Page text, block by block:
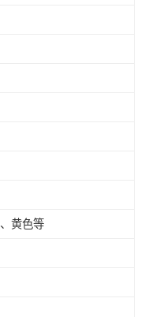
黄色等